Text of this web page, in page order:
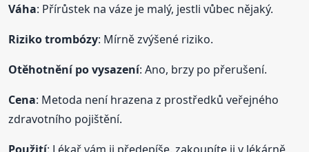
Váha: Přírůstek na váze je malý, jestli vůbec nějaký.
Riziko trombózy: Mírně zvýšené riziko.
Otěhotnění po vysazení: Ano, brzy po přerušení.
Cena: Metoda není hrazena z prostředků veřejného
zdravotního pojištění.